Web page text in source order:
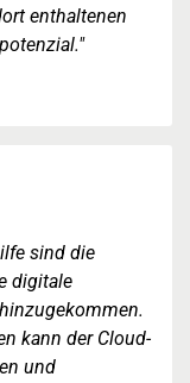
enthaltenen
sind die
digitale
kann der Cloud-
und